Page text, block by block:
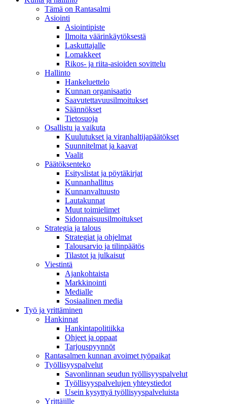
Tämä on Rantasalmi
Asiointi
Asiointipiste
Ilmoita väärinkäytöksestä
Laskuttajalle
Lomakkeet
Rikos- ja riita-asioiden sovittelu
Hallinto
Hankeluettelo
Kunnan organisaatio
Saavutettavuusilmoitukset
Säännökset
Tietosuoja
Osallistu ja vaikuta
Kuulutukset ja viranhaltijapäätökset
Suunnitelmat ja kaavat
Vaalit
Päätöksenteko
Esityslistat ja pöytäkirjat
Kunnanhallitus
Kunnanvaltuusto
Lautakunnat
Muut toimielimet
Sidonnaisuusilmoitukset
Strategia ja talous
Strategiat ja ohjelmat
Talousarvio ja tilinpäätös
Tilastot ja julkaisut
Viestintä
Ajankohtaista
Markkinointi
Medialle
Sosiaalinen media
Työ ja yrittäminen
Hankinnat
Hankintapolitiikka
Ohjeet ja oppaat
Tarjouspyynnöt
Rantasalmen kunnan avoimet työpaikat
Työllisyyspalvelut
Savonlinnan seudun työllisyyspalvelut
Työllisyyspalvelujen yhteystiedot
Usein kysyttyä työllisyyspalveluista
Yrittäjille